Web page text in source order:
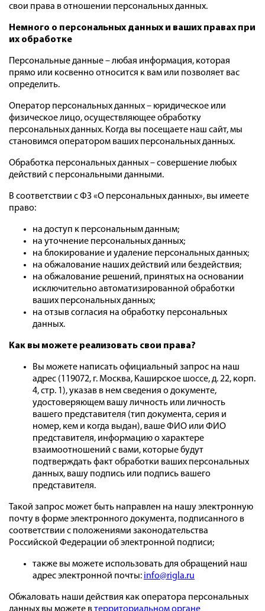
свои права в отношении персональных данных.
Немного о персональных данных и ваших правах при
их обработке
Персональные данные – любая информация, которая
прямо или косвенно относится к вам или позволяет вас
определить.
Оператор персональных данных – юридическое или
физическое лицо, осуществляющее обработку
персональных данных. Когда вы посещаете наш сайт, мы
становимся оператором ваших персональных данных.
Обработка персональных данных – совершение любых
действий с персональными данными.
В соответствии с ФЗ «О персональных данных», вы имеете
право:
на доступ к персональным данным;
на уточнение персональных данных;
на блокирование и удаление персональных данных;
на обжалование наших действий или бездействия;
на обжалование решений, принятых на основании
исключительно автоматизированной обработки
ваших персональных данных;
на отзыв согласия на обработку персональных
данных.
Как вы можете реализовать свои права?
Вы можете написать официальный запрос на наш
адрес (119072, г. Москва, Каширское шоссе, д. 22, корп.
4, стр. 1), указав в нем сведения о документе,
удостоверяющем вашу личность или личность
вашего представителя (тип документа, серия и
номер, кем и когда выдан), ваше ФИО или ФИО
представителя, информацию о характере
взаимоотношений с вами, которые будут
подтверждать факт обработки ваших персональных
данных, вашу подпись или подпись вашего
представителя.
Такой запрос может быть направлен на нашу электронную
почту в форме электронного документа, подписанного в
соответствии с положениями законодательства
Российской Федерации об электронной подписи;
также вы можете использовать для обращений наш
адрес электронной почты: info@rigla.ru
Обжаловать наши действия как оператора персональных